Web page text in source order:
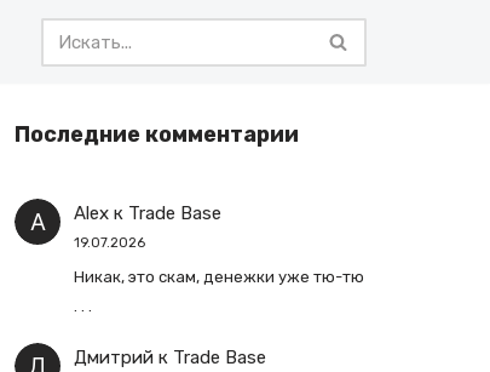
Последние комментарии
Alexк Trade Base
19.07.2026
Никак, это скам, денежки уже тю-тю
Дмитрийк Trade Base